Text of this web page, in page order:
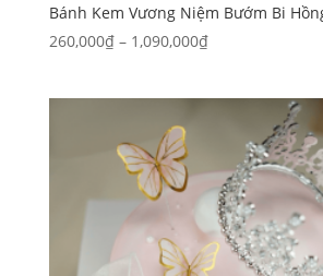
Bánh Kem Vương Niệm Bướm Bi
260,000₫ – 1,090,000₫Khoảng
1,090,000₫